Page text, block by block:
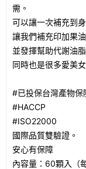
需。
可以讓一次補充到
讓我們補充印加果
並發揮幫助代謝油
同時也是很多愛美
#已投保台灣產物保
#HACCP
#ISO22000
國際品質雙驗證。
安心有保障
內容量：60顆入（